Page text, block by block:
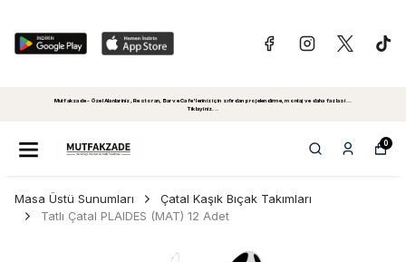
Mutfakzade - Özel Alanlariniz, Restoran, Bar ve Cafe'leriniz için sıfırdan projelendirme, montaj ve daha fazlasi...
Tiklayiniz...
0
Masa Üstü Sunumları
Çatal Kaşık Bıçak Takımları
Tatlı Çatal PLAIDES (MAT) 12 Adet